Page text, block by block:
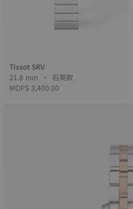
Tissot SRV
21.8 mm • 石英款
MOP$ 3,400.00